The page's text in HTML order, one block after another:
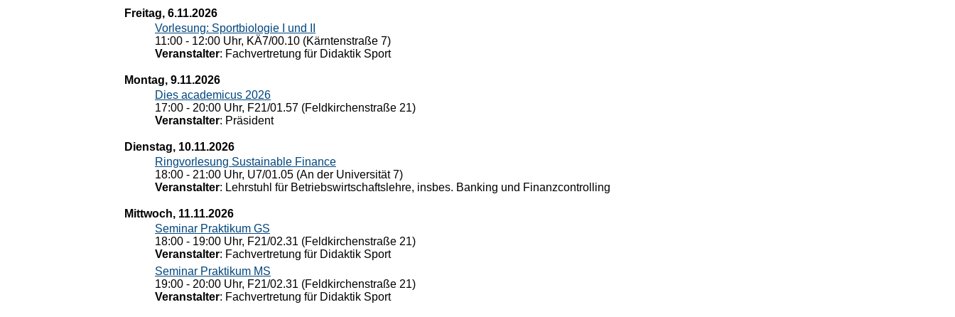
Freitag, 6.11.2026
Vorlesung: Sportbiologie I und II
11:00 - 12:00 Uhr, KÄ7/00.10 (Kärntenstraße 7)
Veranstalter: Fachvertretung für Didaktik Sport
Montag, 9.11.2026
Dies academicus 2026
17:00 - 20:00 Uhr, F21/01.57 (Feldkirchenstraße 21)
Veranstalter: Präsident
Dienstag, 10.11.2026
Ringvorlesung Sustainable Finance
18:00 - 21:00 Uhr, U7/01.05 (An der Universität 7)
Veranstalter: Lehrstuhl für Betriebswirtschaftslehre, insbes. Banking und Finanzcontrolling
Mittwoch, 11.11.2026
Seminar Praktikum GS
18:00 - 19:00 Uhr, F21/02.31 (Feldkirchenstraße 21)
Veranstalter: Fachvertretung für Didaktik Sport
Seminar Praktikum MS
19:00 - 20:00 Uhr, F21/02.31 (Feldkirchenstraße 21)
Veranstalter: Fachvertretung für Didaktik Sport